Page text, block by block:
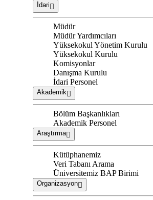
İdari
Müdür
Müdür Yardımcıları
Yüksekokul Yönetim Kurulu
Yüksekokul Kurulu
Komisyonlar
Danışma Kurulu
İdari Personel
Akademik
Bölüm Başkanlıkları
Akademik Personel
Araştırma
Kütüphanemiz
Veri Tabanı Arama
Üniversitemiz BAP Birimi
Organizasyon